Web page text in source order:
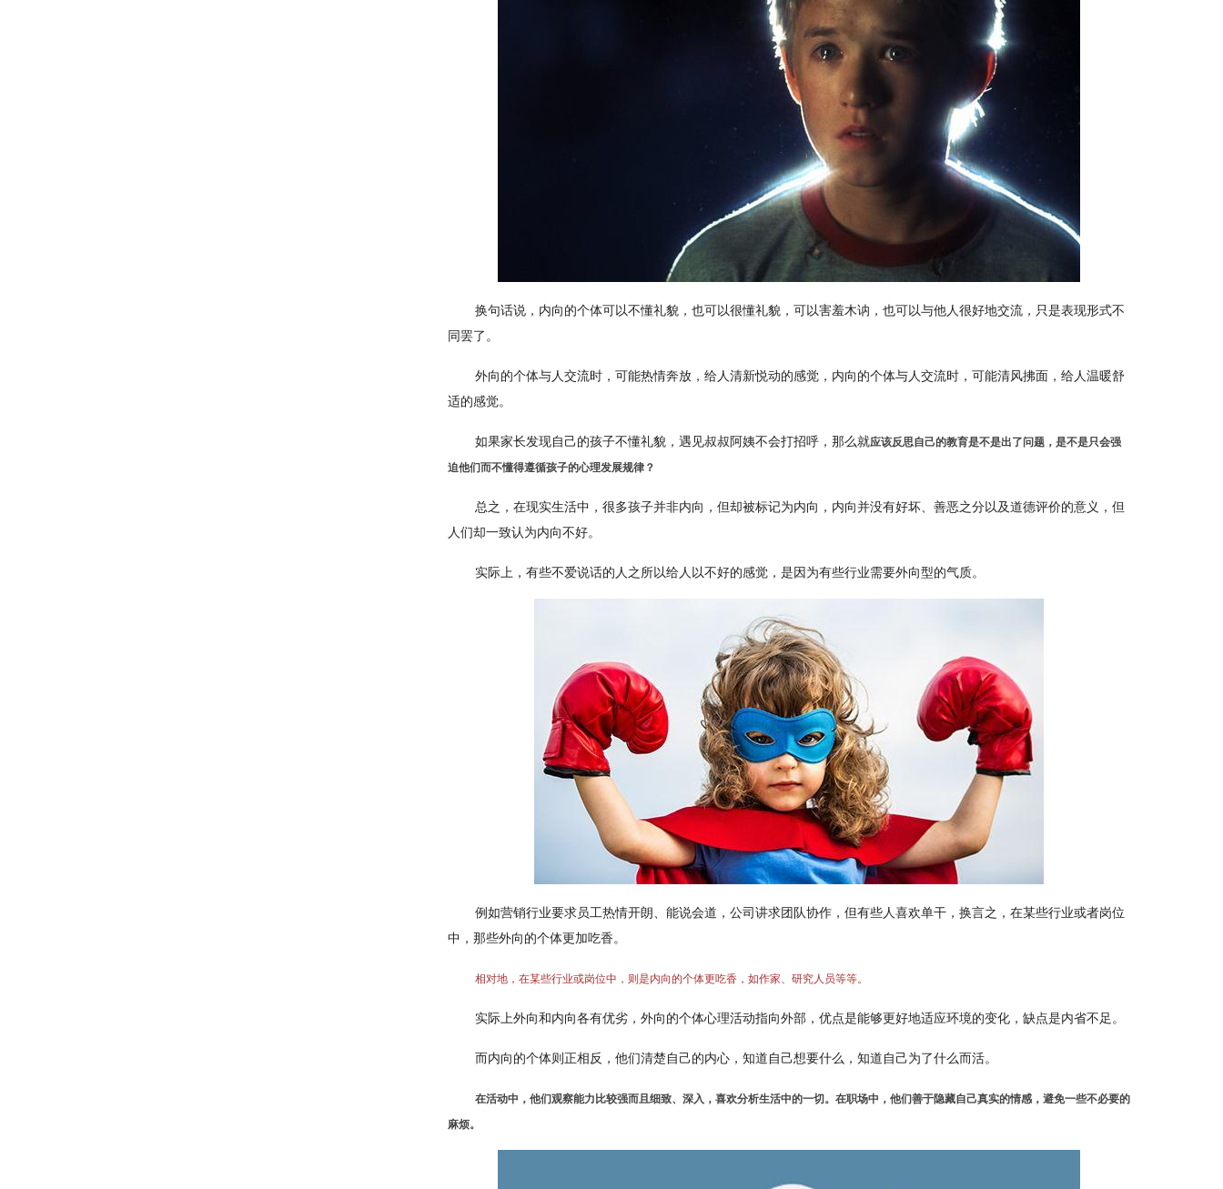
换句话说，内向的个体可以不懂礼貌，也可以很懂礼貌，可以害羞木讷，也可以与他人很好地交流，只是表现形式不
同罢了。
外向的个体与人交流时，可能热情奔放，给人清新悦动的感觉，内向的个体与人交流时，可能清风拂面，给人温暖舒
适的感觉。
如果家长发现自己的孩子不懂礼貌，遇见叔叔阿姨不会打招呼，那么就应该反思自己的教育是不是出了问题，是不是只会强
迫他们而不懂得遵循孩子的心理发展规律？
总之，在现实生活中，很多孩子并非内向，但却被标记为内向，内向并没有好坏、善恶之分以及道德评价的意义，但
人们却一致认为内向不好。
实际上，有些不爱说话的人之所以给人以不好的感觉，是因为有些行业需要外向型的气质。
例如营销行业要求员工热情开朗、能说会道，公司讲求团队协作，但有些人喜欢单干，换言之，在某些行业或者岗位
中，那些外向的个体更加吃香。
相对地，在某些行业或岗位中，则是内向的个体更吃香，如作家、研究人员等等。
实际上外向和内向各有优劣，外向的个体心理活动指向外部，优点是能够更好地适应环境的变化，缺点是内省不足。
而内向的个体则正相反，他们清楚自己的内心，知道自己想要什么，知道自己为了什么而活。
在活动中，他们观察能力比较强而且细致、深入，喜欢分析生活中的一切。在职场中，他们善于隐藏自己真实的情感，避免一些不必要的
麻烦。